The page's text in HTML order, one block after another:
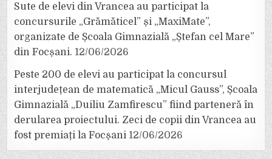
Sute de elevi din Vrancea au participat la
concursurile „Grămăticel” și „MaxiMate”,
organizate de Școala Gimnazială „Ștefan cel Mare”
din Focșani. 12/06/2026
Peste 200 de elevi au participat la concursul
interjudețean de matematică „Micul Gauss”, Școala
Gimnazială „Duiliu Zamfirescu” fiind parteneră în
derularea proiectului. Zeci de copii din Vrancea au
fost premiați la Focșani 12/06/2026